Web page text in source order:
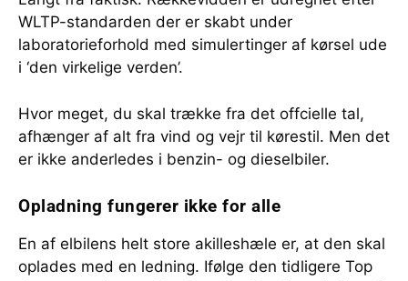
WLTP-standarden der er skabt under
laboratorieforhold med simulertinger af kørsel ude
i ‘den virkelige verden’.
Hvor meget, du skal trække fra det offcielle tal,
afhænger af alt fra vind og vejr til kørestil. Men det
er ikke anderledes i benzin- og dieselbiler.
Opladning fungerer ikke for alle
En af elbilens helt store akilleshæle er, at den skal
oplades med en ledning. Ifølge den tidligere Top